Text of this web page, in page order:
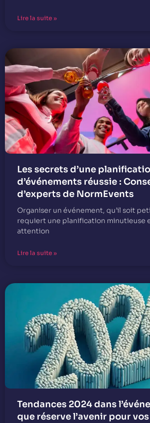
Lire la suite »
Les secrets d’une
d’événements réussie :
d’experts de NormEvents
Organiser un événement, qu’il soit
requiert une planification minutieuse
attention
Lire la suite »
Tendances 2024 dans
que réserve l’avenir pour vos